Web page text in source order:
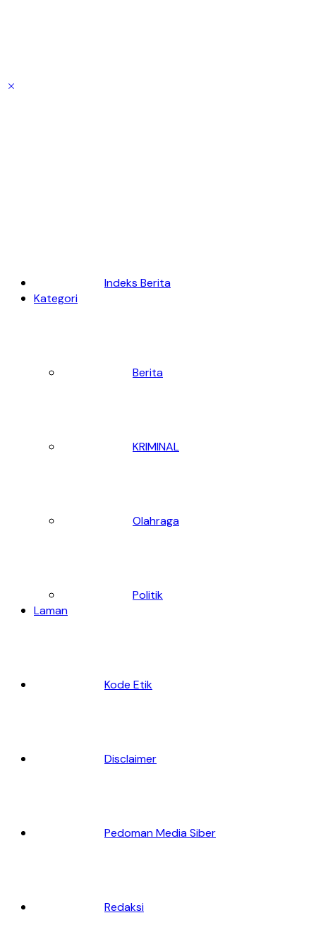
Indeks Berita
Kategori
Berita
KRIMINAL
Olahraga
Politik
Laman
Kode Etik
Disclaimer
Pedoman Media Siber
Redaksi